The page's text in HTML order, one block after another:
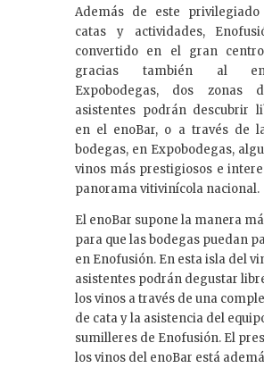
Además de este
catas y actividades,
convertido en el gran
gracias también al
Expobodegas, dos zonas
asistentes podrán descubrir
en el enoBar, o a través de
bodegas, en Expobodegas,
vinos más prestigiosos e
panorama vitivinícola nacional.
El enoBar supone la manera
para que las bodegas puedan
en Enofusión. En esta isla del
asistentes podrán degustar
los vinos a través de una
de cata y la asistencia del
sumilleres de Enofusión. El
los vinos del enoBar está